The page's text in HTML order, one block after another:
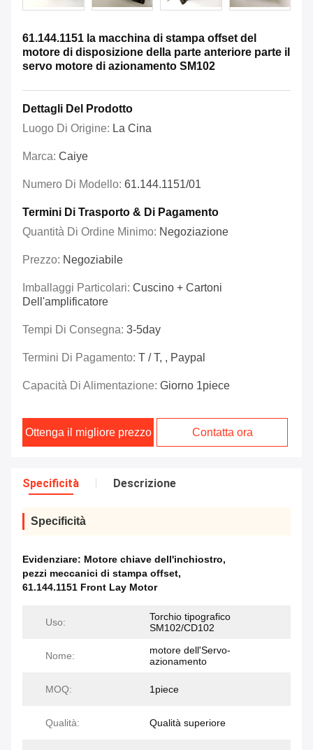
61.144.1151 la macchina di stampa offset del
motore di disposizione della parte anteriore parte il
servo motore di azionamento SM102
Dettagli Del Prodotto
Luogo Di Origine: La Cina
Marca: Caiye
Numero Di Modello: 61.144.1151/01
Termini Di Trasporto & Di Pagamento
Quantità Di Ordine Minimo: Negoziazione
Prezzo: Negoziabile
Imballaggi Particolari: Cuscino + Cartoni
Dell'amplificatore
Tempi Di Consegna: 3-5day
Termini Di Pagamento: T / T, , Paypal
Capacità Di Alimentazione: Giorno 1piece
Ottenga il migliore prezzo Contatta ora
Specificità Descrizione
Specificità
Evidenziare: Motore chiave dell'inchiostro,
pezzi meccanici di stampa offset,
61.144.1151 Front Lay Motor
Uso:
Torchio tipografico
SM102/CD102
Nome:
motore dell'Servo-
azionamento
MOQ: 1piece
Qualità: Qualità superiore